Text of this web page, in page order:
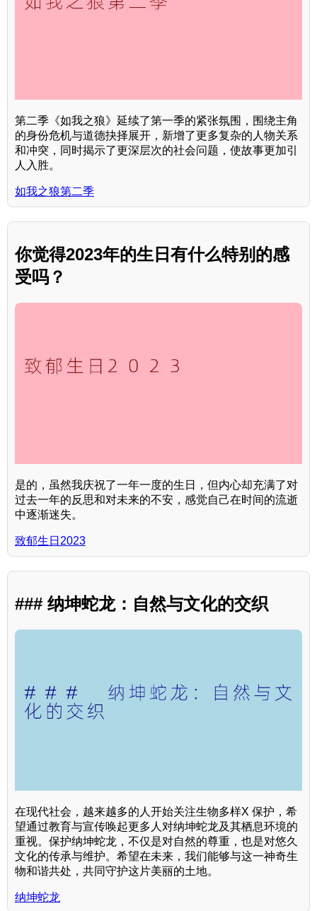
第二季《如我之狼》延续了第一季的紧张氛围，围绕主角
的身份危机与道德抉择展开，新增了更多复杂的人物关系
和冲突，同时揭示了更深层次的社会问题，使故事更加引
人入胜。
如我之狼第二季
你觉得2023年的生日有什么特别的感
受吗？
是的，虽然我庆祝了一年一度的生日，但内心却充满了对
过去一年的反思和对未来的不安，感觉自己在时间的流逝
中逐渐迷失。
致郁生日2023
### 纳坤蛇龙：自然与文化的交织
在现代社会，越来越多的人开始关注生物多样X 保护，希
望通过教育与宣传唤起更多人对纳坤蛇龙及其栖息环境的
重视。保护纳坤蛇龙，不仅是对自然的尊重，也是对悠久
文化的传承与维护。希望在未来，我们能够与这一神奇生
物和谐共处，共同守护这片美丽的土地。
纳坤蛇龙